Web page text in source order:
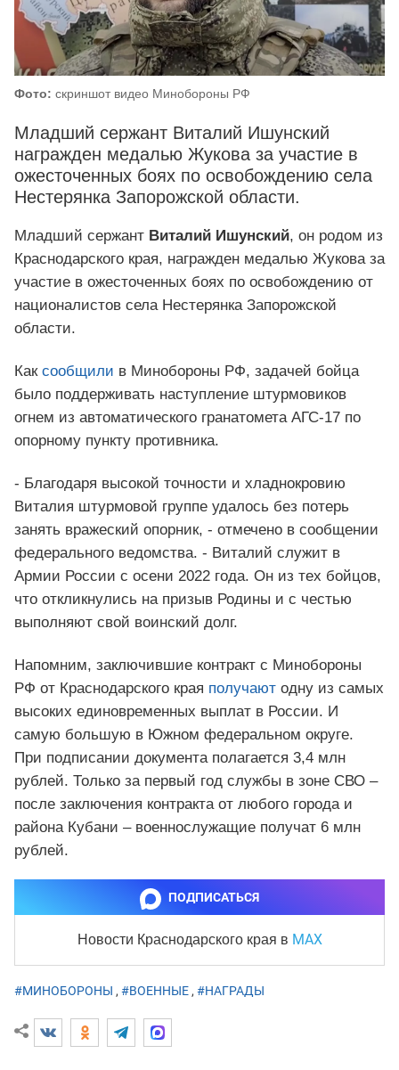
Фото: скриншот видео Минобороны РФ
Младший сержант Виталий Ишунский
награжден медалью Жукова за участие в
ожесточенных боях по освобождению села
Нестерянка Запорожской области.
Младший сержант Виталий Ишунский, он родом из
Краснодарского края, награжден медалью Жукова за
участие в ожесточенных боях по освобождению от
националистов села Нестерянка Запорожской
области.
Как сообщили в Минобороны РФ, задачей бойца
было поддерживать наступление штурмовиков
огнем из автоматического гранатомета АГС-17 по
опорному пункту противника.
- Благодаря высокой точности и хладнокровию
Виталия штурмовой группе удалось без потерь
занять вражеский опорник, - отмечено в сообщении
федерального ведомства. - Виталий служит в
Армии России с осени 2022 года. Он из тех бойцов,
что откликнулись на призыв Родины и с честью
выполняют свой воинский долг.
Напомним, заключившие контракт с Минобороны
РФ от Краснодарского края получают одну из самых
высоких единовременных выплат в России. И
самую большую в Южном федеральном округе.
При подписании документа полагается 3,4 млн
рублей. Только за первый год службы в зоне СВО –
после заключения контракта от любого города и
района Кубани – военнослужащие получат 6 млн
рублей.
ПОДПИСАТЬСЯ
Новости Краснодарского края в MAX
#МИНОБОРОНЫ , #ВОЕННЫЕ, #НАГРАДЫ